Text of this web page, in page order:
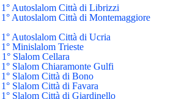
Autoslalom Città di Librizzi
Autoslalom Città di Montemaggiore
Autoslalom Città di Ucria
Minislalom Trieste
Slalom Cellara
Slalom Chiaramonte Gulfi
Slalom Città di Bono
Slalom Città di Favara
Slalom Città di Giardinello